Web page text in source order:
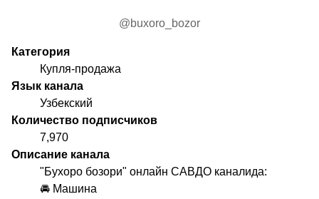
@buxoro_bozor
Категория
Купля-продажа
Язык канала
Узбекский
Количество подписчиков
7,970
Описание канала
"Бухоро бозори" онлайн САВДО каналида:
🚘 Машина